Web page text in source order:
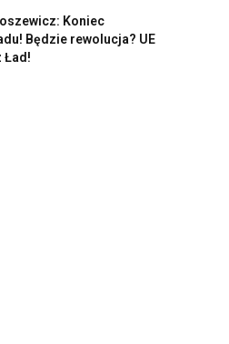
Koniec
Będzie rewolucja? UE
Ład!